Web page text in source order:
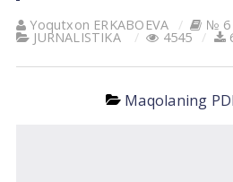
Yoqutxon ERKАBOEVА № 6
JURNALISTIKA 4545
Maqolaning